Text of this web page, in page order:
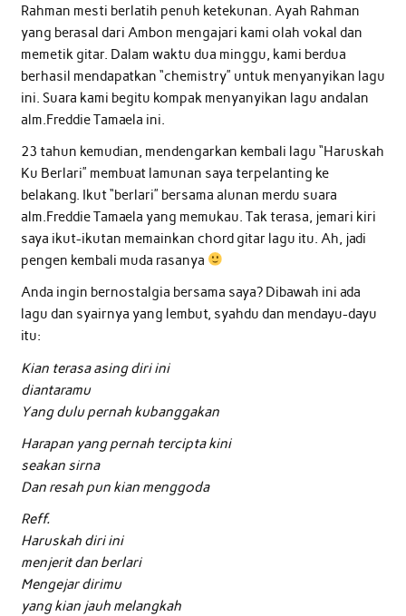
Rahman mesti berlatih penuh ketekunan. Ayah Rahman
yang berasal dari Ambon mengajari kami olah vokal dan
memetik gitar. Dalam waktu dua minggu, kami berdua
berhasil mendapatkan “chemistry” untuk menyanyikan lagu
ini. Suara kami begitu kompak menyanyikan lagu andalan
alm.Freddie Tamaela ini.
23 tahun kemudian, mendengarkan kembali lagu “Haruskah
Ku Berlari” membuat lamunan saya terpelanting ke
belakang. Ikut “berlari” bersama alunan merdu suara
alm.Freddie Tamaela yang memukau. Tak terasa, jemari kiri
saya ikut-ikutan memainkan chord gitar lagu itu. Ah, jadi
pengen kembali muda rasanya
Anda ingin bernostalgia bersama saya? Dibawah ini ada
lagu dan syairnya yang lembut, syahdu dan mendayu-dayu
itu:
Kian terasa asing diri ini
diantaramu
Yang dulu pernah kubanggakan
Harapan yang pernah tercipta kini
seakan sirna
Dan resah pun kian menggoda
Reff.
Haruskah diri ini
menjerit dan berlari
Mengejar dirimu
yang kian jauh melangkah